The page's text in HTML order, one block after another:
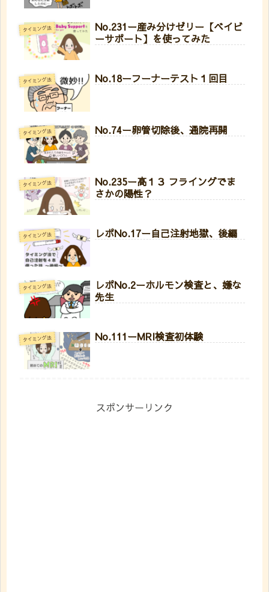
タイミング法
No.231ー産み分けゼリー【ベイビ
ーサポート】を使ってみた
タイミング法 No.18ーフーナーテスト１回目
タイミング法 No.74ー卵管切除後、通院再開
タイミング法
No.235ー高１３ フライングでま
さかの陽性？
タイミング法 レポNo.17ー自己注射地獄、後編
タイミング法
レポNo.2ーホルモン検査と、嫌な
先生
タイミング法 No.111ーMRI検査初体験
スポンサーリンク